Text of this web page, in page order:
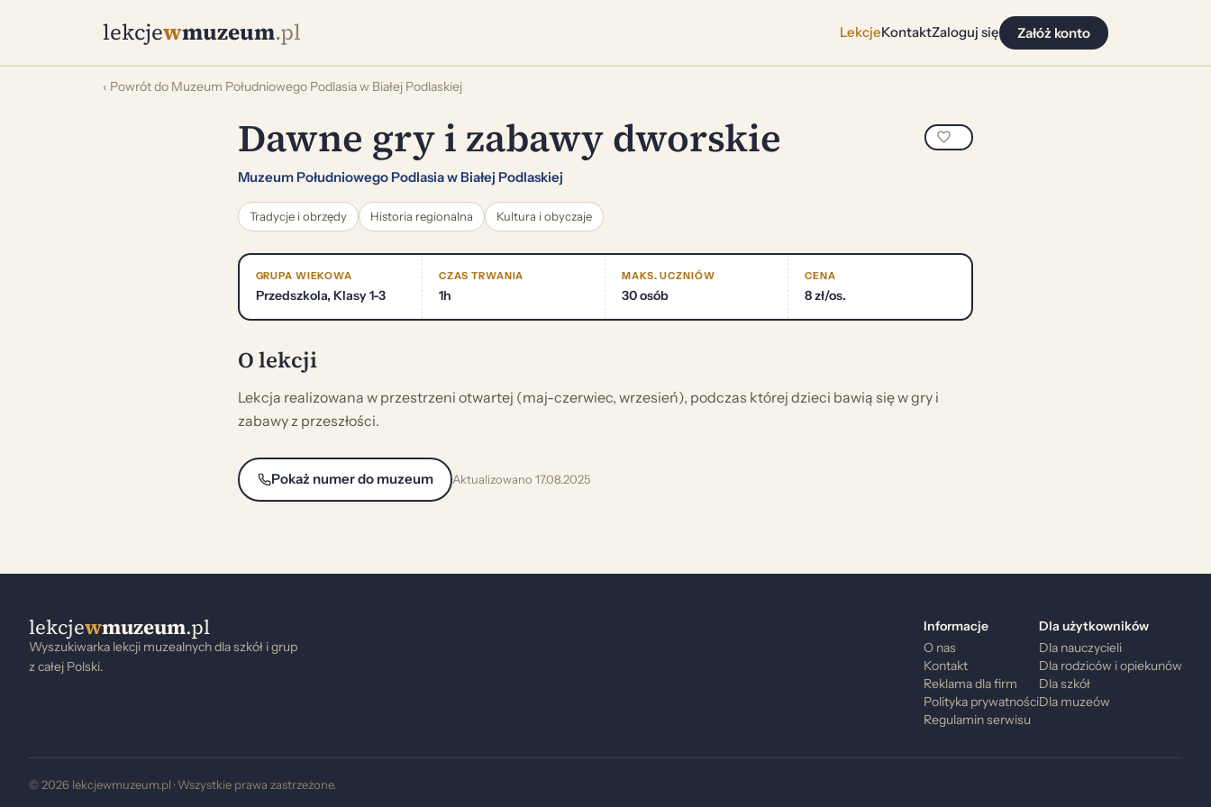
lekcjewmuzeum.pl LekcjeKontaktZaloguj się Załóż konto
‹ Powrót do Muzeum Południowego Podlasia w Białej Podlaskiej
Dawne gry i zabawy dworskie
Muzeum Południowego Podlasia w Białej Podlaskiej
Tradycje i obrzędy Historia regionalna Kultura i obyczaje
GRUPA WIEKOWA
Przedszkola, Klasy 1-3
CZAS TRWANIA
1h
MAKS. UCZNIÓW
30 osób
CENA
8 zł/os.
O lekcji
Lekcja realizowana w przestrzeni otwartej (maj-czerwiec, wrzesień), podczas której dzieci bawią się w gry i
zabawy z przeszłości.
Pokaż numer do muzeum Aktualizowano 17.08.2025
lekcjewmuzeum.pl
Wyszukiwarka lekcji muzealnych dla szkół i grup
z całej Polski.
Informacje
O nas
Kontakt
Reklama dla firm
Polityka prywatności
Regulamin serwisu
Dla użytkowników
Dla nauczycieli
Dla rodziców i opiekunów
Dla szkół
Dla muzeów
© 2026 lekcjewmuzeum.pl · Wszystkie prawa zastrzeżone.